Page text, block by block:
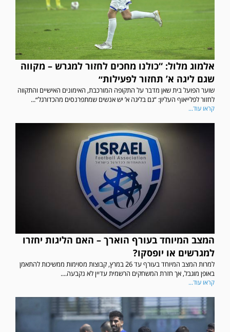
אלמוג מלול: “כולנו מחכים לחזור למגרש – מקווה
שגם ליגה א’ תחזור לפעילות״
שוער הפועל בית שאן מדבר על התקופה המורכבת, האימונים האישיים והתקווה
לחזור לפלייאוף העליון: “גם בליגה א’ יש אנשים שמתפרנסים מהכדורגל״...
קראו עוד...
המצב המיוחד בעורף הוארך – האם הליגות יחזרו
למגרשים או יופסקו?
למרות המצב המיוחד בעורף עד 26 במרץ, קבוצות מסוימות ממשיכות להתאמן
באופן מוגבל, אך חזרת המשחקים הרשמית עדיין לא נקבעה....
קראו עוד...